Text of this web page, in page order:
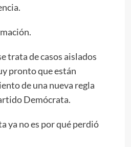
trata de casos aislados
pronto que están
de una nueva regla
Demócrata.
ya no es por qué perdió